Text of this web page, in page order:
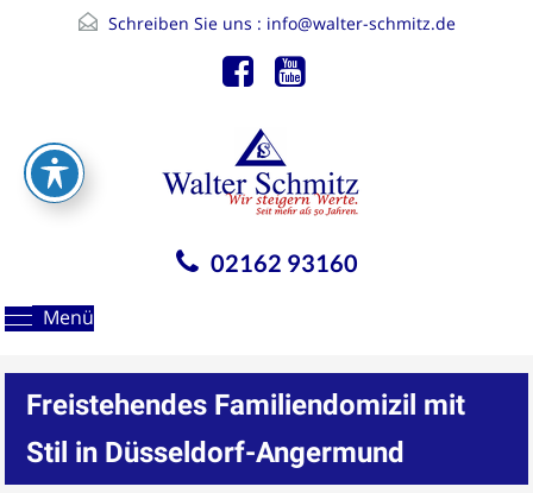
Schreiben Sie uns : info@walter-schmitz.de
02162 93160
Menü
Freistehendes Familiendomizil mit
Stil in Düsseldorf-Angermund